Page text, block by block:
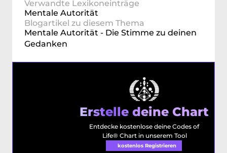
Verwandte Lexikoneinträge
Mentale Autorität
Blogartikel zu diesem Thema
Mentale Autorität - Die Stimme zu deinen
Gedanken
Erstelle deine Chart
Entdecke kostenlose deine Codes of
Life® Chart in unserem Tool
kostenlos Registrieren